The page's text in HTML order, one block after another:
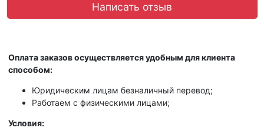
Написать отзыв
Оплата заказов осуществляется удобным для клиента
способом:
Юридическим лицам безналичный перевод;
Работаем с физическими лицами;
Условия: